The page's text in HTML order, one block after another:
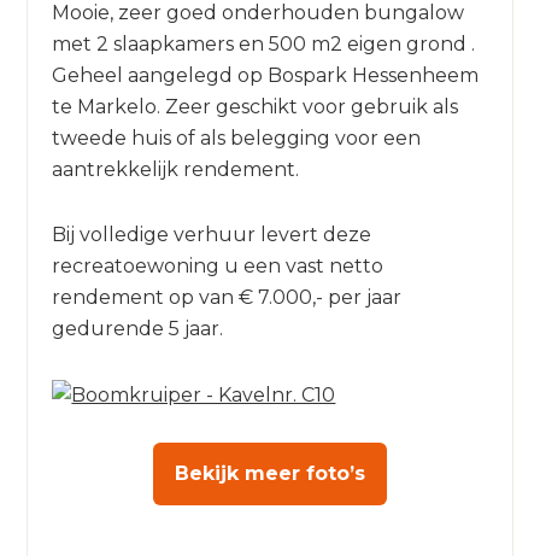
Mooie, zeer goed onderhouden bungalow
met 2 slaapkamers en 500 m2 eigen grond .
Geheel aangelegd op Bospark Hessenheem
te Markelo. Zeer geschikt voor gebruik als
tweede huis of als belegging voor een
aantrekkelijk rendement.
Bij volledige verhuur levert deze
recreatoewoning u een vast netto
rendement op van € 7.000,- per jaar
gedurende 5 jaar.
Bekijk meer foto’s